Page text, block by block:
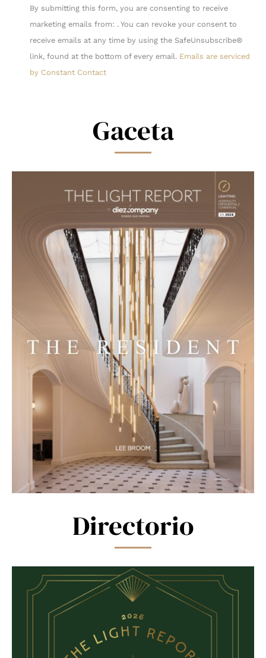
Constant
Contact
Use.
Please
leave
By submitting this form, you are consenting to receive
marketing emails from: . You can revoke your consent to
receive emails at any time by using the SafeUnsubscribe®
link, found at the bottom of every email. Emails are serviced
by Constant Contact
Gaceta
Directorio